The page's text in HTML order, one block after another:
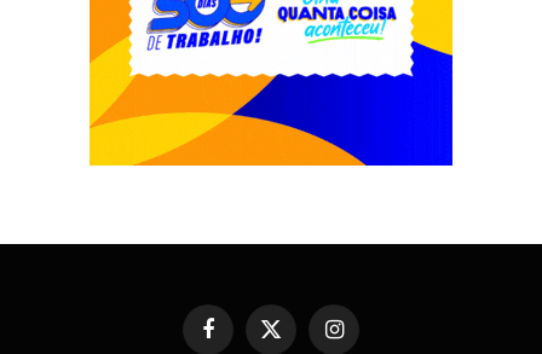
Facebook
X
Instagram